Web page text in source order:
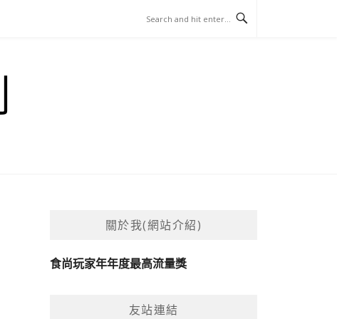
關於我(網站介紹)
食尚玩家年年度最高流量獎
友站連結